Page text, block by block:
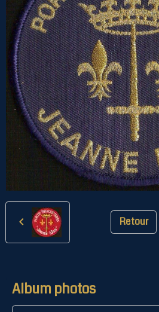
Retour
Album photos